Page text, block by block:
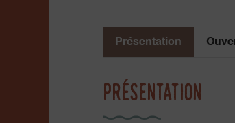
Présentation
Présentation